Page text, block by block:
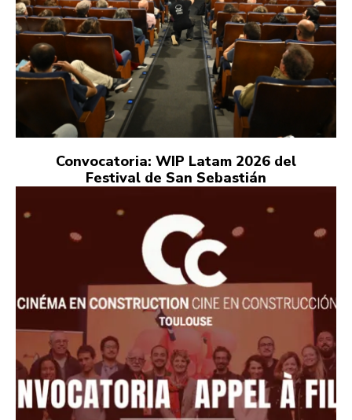
Convocatoria: WIP Latam 2026 del
Festival de San Sebastián